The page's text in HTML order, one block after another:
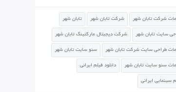
شرکت تابان شهر شرکت تابان شهر تابان شهر
سایت تابان شهر شرکت دیجیتال مارکتینگ تابان شهر
طراحی سایت شرکت تابان شهر سئو سایت تابان شهر
سئو سایت تابان شهر دانلود فیلم ایرانی
سینمایی ایرانی